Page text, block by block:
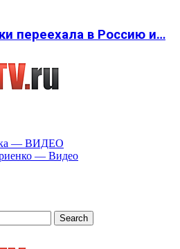
переехала в Россию и…
— ВИДЕО
— Видео
Search